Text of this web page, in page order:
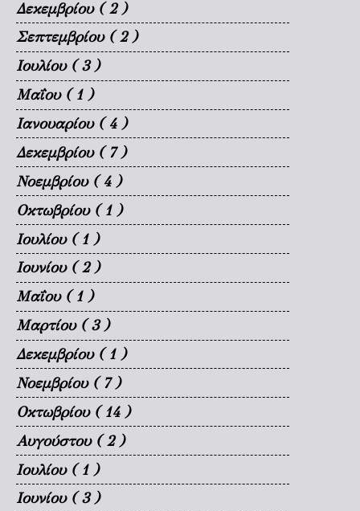
Δεκεμβρίου ( 2 )
Σεπτεμβρίου ( 2 )
Ιουλίου ( 3 )
Μαΐου ( 1 )
Ιανουαρίου ( 4 )
Δεκεμβρίου ( 7 )
Νοεμβρίου ( 4 )
Οκτωβρίου ( 1 )
Ιουλίου ( 1 )
Ιουνίου ( 2 )
Μαΐου ( 1 )
Μαρτίου ( 3 )
Δεκεμβρίου ( 1 )
Νοεμβρίου ( 7 )
Οκτωβρίου ( 14 )
Αυγούστου ( 2 )
Ιουλίου ( 1 )
Ιουνίου ( 3 )